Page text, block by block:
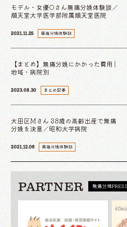
2021.11.25 無痛分娩体験談
モデル・女優Oさん無痛分娩体験談／
順天堂大学医学部附属順天堂医院
2023.08.30 まとめ記事
【まとめ】無痛分娩にかかった費用 |
地域・病院別
2021.12.06 無痛分娩体験談
大田区Mさん 38歳の高齢出産で無痛
分娩を決意／昭和大学病院
PARTNER 無痛分娩